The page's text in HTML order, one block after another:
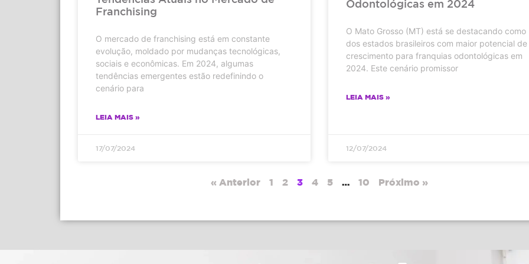
Franchising
O mercado de franchising está em constante
evolução, moldado por mudanças tecnológicas,
sociais e econômicas. Em 2024, algumas
tendências emergentes estão redefinindo o
cenário para
LEIA MAIS »
17/07/2024
Odontológicas em 2024
O Mato Grosso (MT) está se destacando como
dos estados brasileiros com maior potencial de
crescimento para franquias odontológicas em
2024. Este cenário promissor
LEIA MAIS »
12/07/2024
« Anterior 1 2 3 4 5 … 10 Próximo »